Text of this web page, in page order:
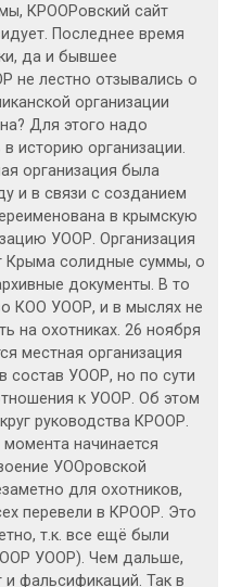
КРООРовский сайт
Последнее время
да и бывшее
не лестно отзывались о
организации
Для этого надо
в историю организации.
организация была
и в связи с созданием
в крымскую
УООР. Организация
Крыма солидные суммы, о
документы. В то
КОО УООР, и в мыслях не
на охотниках. 26 ноября
местная организация
состав УООР, но по сути
к УООР. Об этом
руководства КРООР.
начинается
УООровской
для охотников,
перевели в КРООР. Это
т.к. все ещё были
УООР). Чем дальше,
и фальсификаций. Так в